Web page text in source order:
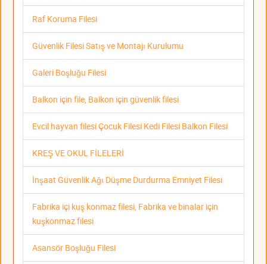
Raf Koruma Filesi
Güvenlik Filesi Satış ve Montajı Kurulumu
Galeri Boşluğu Filesi
Balkon için file, Balkon için güvenlik filesi
Evcil hayvan filesi Çocuk Filesi Kedi Filesi Balkon Filesi
KREŞ VE OKUL FİLELERİ
İnşaat Güvenlik Ağı Düşme Durdurma Emniyet Filesi
Fabrika içi kuş konmaz filesi, Fabrika ve binalar için
kuşkonmaz filesi
Asansör Boşluğu Filesi